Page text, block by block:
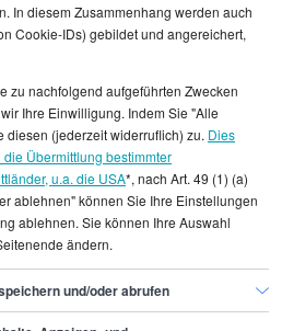
beruhen auf
die Angaben können nicht
zugeordnet werden.
Handwerk
In diesem Zusammenhang werden auch
Cookie-IDs) gebildet und angereichert,
zu nachfolgend aufgeführten Zwecken
Ihre Einwilligung. Indem Sie "Alle
diesen (jederzeit widerruflich) zu. Dies
Übermittlung bestimmter
u.a. die USA*, nach Art. 49 (1) (a)
ablehnen" können Sie Ihre Einstellungen
ablehnen. Sie können Ihre Auswahl
ändern.
und/oder abrufen